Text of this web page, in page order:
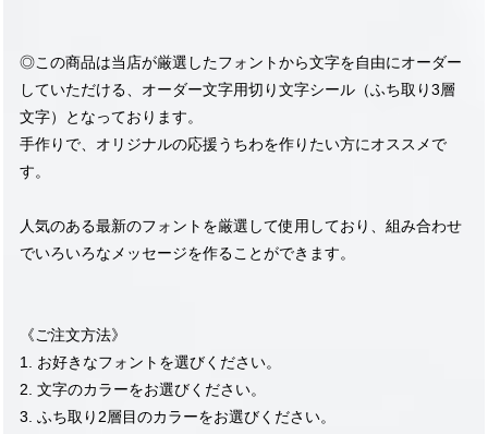
◎この商品は当店が厳選したフォントから文字を自由にオーダー
していただける、オーダー文字用切り文字シール（ふち取り3層
文字）となっております。
手作りで、オリジナルの応援うちわを作りたい方にオススメで
す。
人気のある最新のフォントを厳選して使用しており、組み合わせ
でいろいろなメッセージを作ることができます。
《ご注文方法》
1. お好きなフォントを選びください。
2. 文字のカラーをお選びください。
3. ふち取り2層目のカラーをお選びください。